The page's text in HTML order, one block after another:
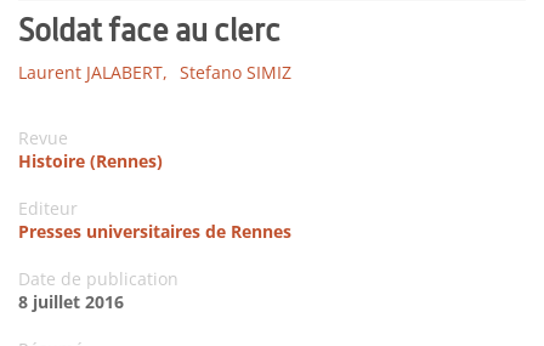
Soldat face au clerc
Laurent JALABERT, Stefano SIMIZ
Revue
Histoire (Rennes)
Editeur
Presses universitaires de Rennes
Date de publication
8 juillet 2016